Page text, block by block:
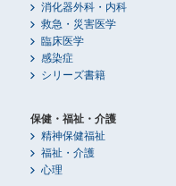
消化器外科・内科
救急・災害医学
臨床医学
感染症
シリーズ書籍
保健・福祉・介護
精神保健福祉
福祉・介護
心理